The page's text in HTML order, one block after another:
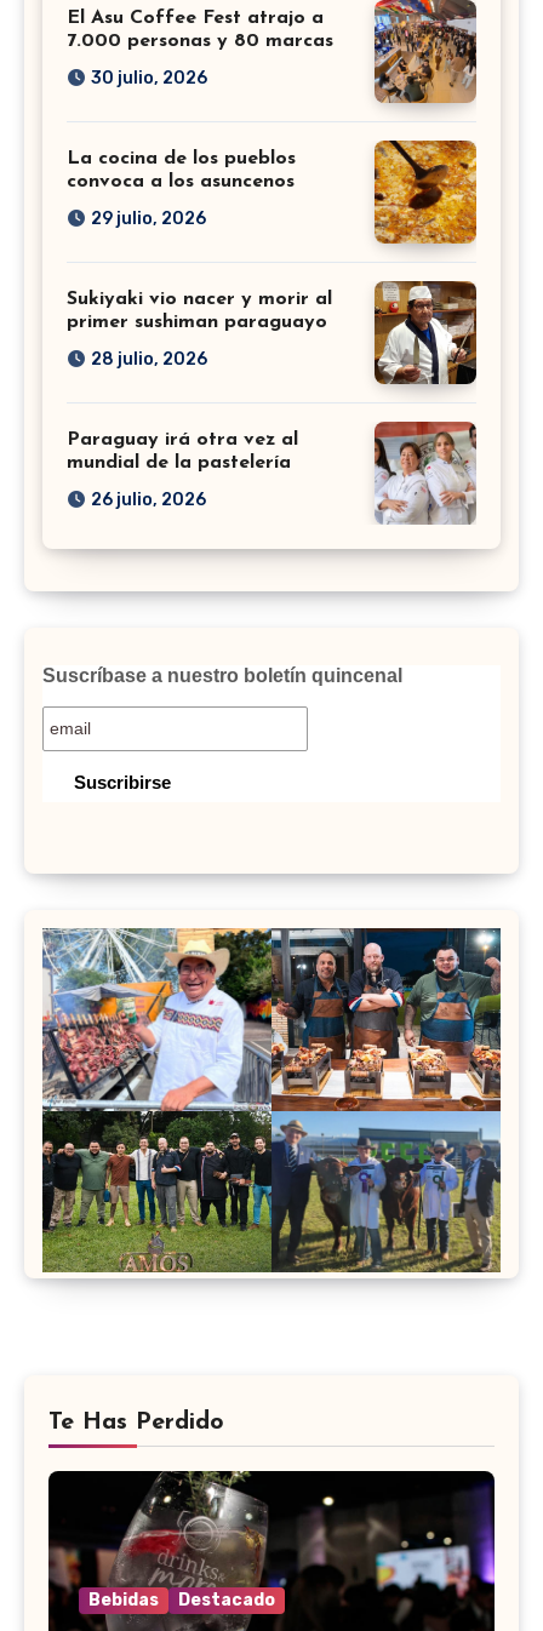
El Asu Coffee Fest atrajo a
7.000 personas y 80 marcas
30 julio, 2026
La cocina de los pueblos
convoca a los asuncenos
29 julio, 2026
Sukiyaki vio nacer y morir al
primer sushiman paraguayo
28 julio, 2026
Paraguay irá otra vez al
mundial de la pastelería
26 julio, 2026
Suscríbase a nuestro boletín quincenal
Te Has Perdido
Bebidas Destacado